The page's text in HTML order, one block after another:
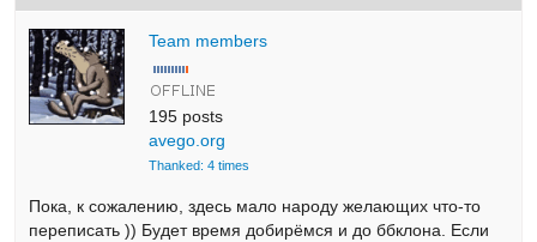
Team members
195 posts
avego.org
Thanked: 4 times
Пока, к сожалению, здесь мало народу желающих что-то
переписать )) Будет время добирёмся и до ббклона. Если